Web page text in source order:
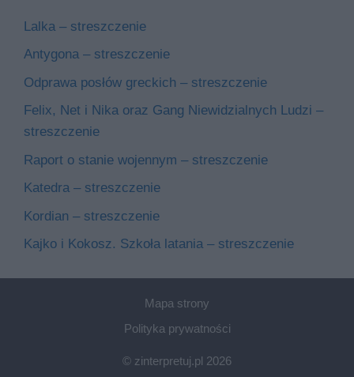
Lalka – streszczenie
Antygona – streszczenie
Odprawa posłów greckich – streszczenie
Felix, Net i Nika oraz Gang Niewidzialnych Ludzi –
streszczenie
Raport o stanie wojennym – streszczenie
Katedra – streszczenie
Kordian – streszczenie
Kajko i Kokosz. Szkoła latania – streszczenie
Mapa strony
Polityka prywatności
© zinterpretuj.pl 2026